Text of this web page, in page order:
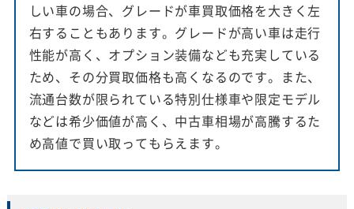
しい車の場合、グレードが車買取価格を大きく左
右することもあります。グレードが高い車は走行
性能が高く、オプション装備なども充実している
ため、その分買取価格も高くなるのです。また、
流通台数が限られている特別仕様車や限定モデル
などは希少価値が高く、中古車相場が高騰するた
め高値で買い取ってもらえます。